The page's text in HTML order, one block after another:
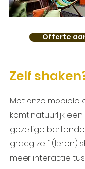
Offerte
Zelf
Met onze mobiele
komt natuurlijk
gezellige
graag zelf (leren)
meer interactie